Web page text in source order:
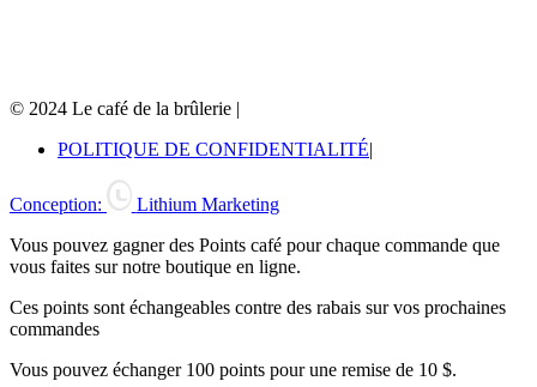
© 2024 Le café de la brûlerie |
POLITIQUE DE CONFIDENTIALITÉ|
Conception:
Lithium Marketing
Vous pouvez gagner des Points café pour chaque commande que
vous faites sur notre boutique en ligne.
Ces points sont échangeables contre des rabais sur vos prochaines
commandes
Vous pouvez échanger 100 points pour une remise de 10 $.